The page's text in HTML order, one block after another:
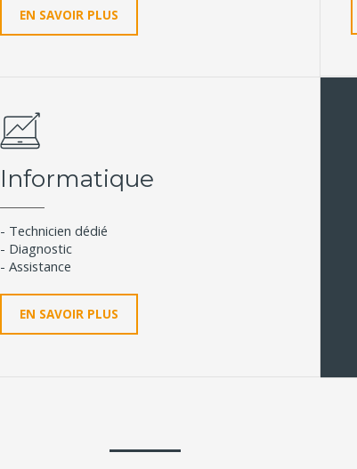
EN SAVOIR PLUS
Informatique
- Technicien dédié
- Diagnostic
- Assistance
EN SAVOIR PLUS